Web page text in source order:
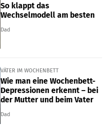
So klappt das
Wechselmodell am besten
Dad
VÄTER IM WOCHENBETT
Wie man eine Wochenbett-
Depressionen erkennt – bei
der Mutter und beim Vater
Dad